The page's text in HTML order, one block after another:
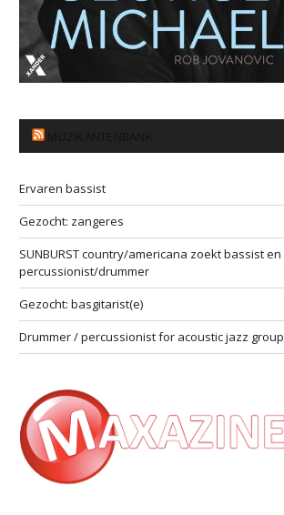
Ervaren bassist
Gezocht: zangeres
SUNBURST country/americana zoekt bassist en
percussionist/drummer
Gezocht: basgitarist(e)
Drummer / percussionist for acoustic jazz group